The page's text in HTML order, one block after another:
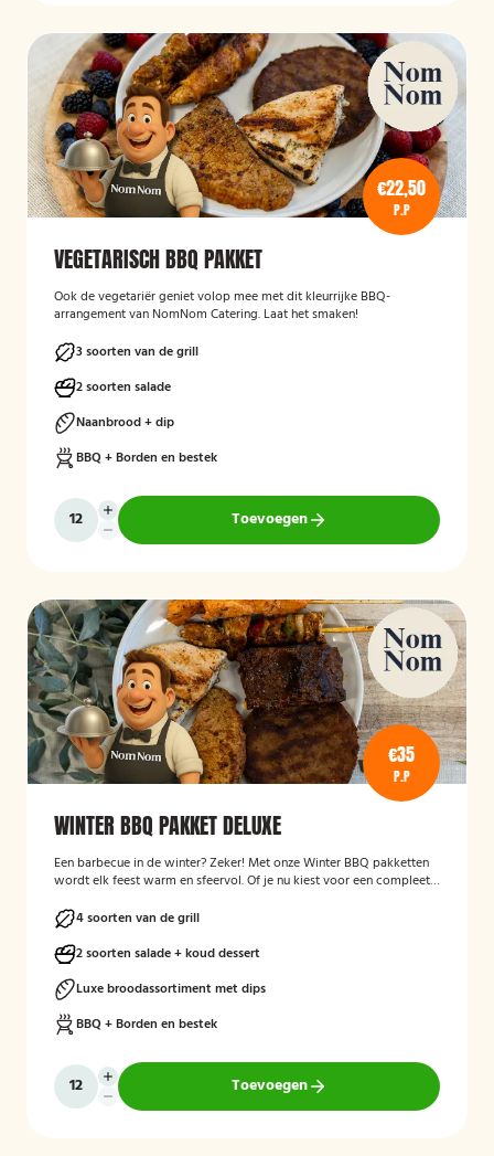
€22,50
P.P
VEGETARISCH BBQ PAKKET
Ook de vegetariër geniet volop mee met dit kleurrijke BBQ-
arrangement van NomNom Catering. Laat het smaken!
3 soorten van de grill
2 soorten salade
Naanbrood + dip
BBQ + Borden en bestek
Toevoegen
€35
P.P
WINTER BBQ PAKKET DELUXE
Een barbecue in de winter? Zeker! Met onze Winter BBQ pakketten
wordt elk feest warm en sfeervol. Of je nu kiest voor een compleet
met een bezorgpakket: wij zorgen dat alles klopt.
4 soorten van de grill
2 soorten salade + koud dessert
Luxe broodassortiment met dips
BBQ + Borden en bestek
Toevoegen